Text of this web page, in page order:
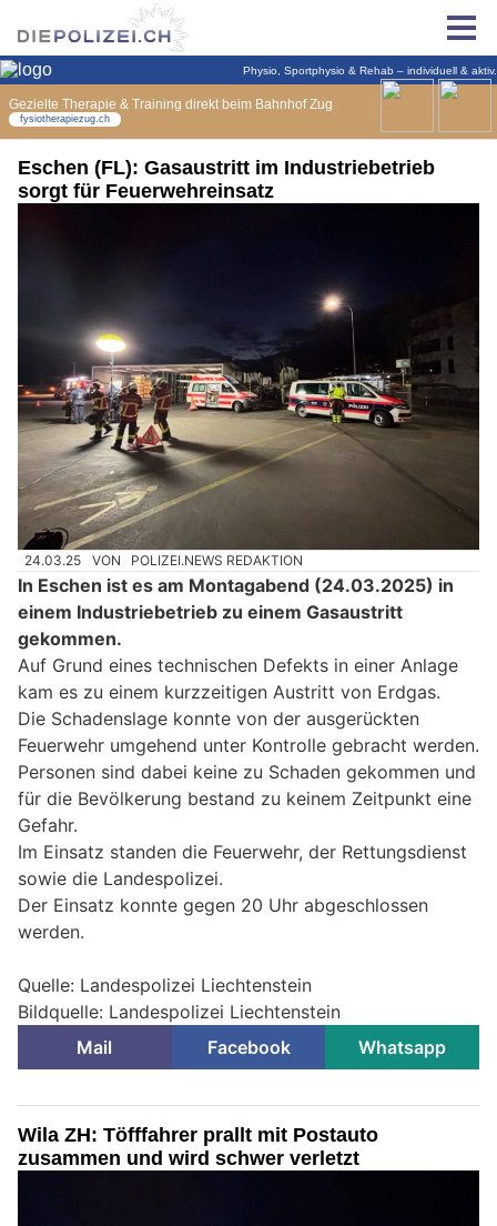
Eschen (FL): Gasaustritt im Industriebetrieb
sorgt für Feuerwehreinsatz
24.03.25 VON POLIZEI.NEWS REDAKTION
In Eschen ist es am Montagabend (24.03.2025) in
einem Industriebetrieb zu einem Gasaustritt
gekommen.
Auf Grund eines technischen Defekts in einer Anlage
kam es zu einem kurzzeitigen Austritt von Erdgas.
Die Schadenslage konnte von der ausgerückten
Feuerwehr umgehend unter Kontrolle gebracht werden.
Personen sind dabei keine zu Schaden gekommen und
für die Bevölkerung bestand zu keinem Zeitpunkt eine
Gefahr.
Im Einsatz standen die Feuerwehr, der Rettungsdienst
sowie die Landespolizei.
Der Einsatz konnte gegen 20 Uhr abgeschlossen
werden.
Quelle: Landespolizei Liechtenstein
Bildquelle: Landespolizei Liechtenstein
Mail
Facebook Whatsapp
Wila ZH: Töfffahrer prallt mit Postauto
zusammen und wird schwer verletzt